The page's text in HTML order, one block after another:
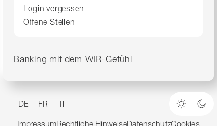
Login vergessen
Offene Stellen
Banking mit dem WIR-Gefühl
DE FR IT
Heller
ImpressumRechtliche HinweiseDatenschutzCookies